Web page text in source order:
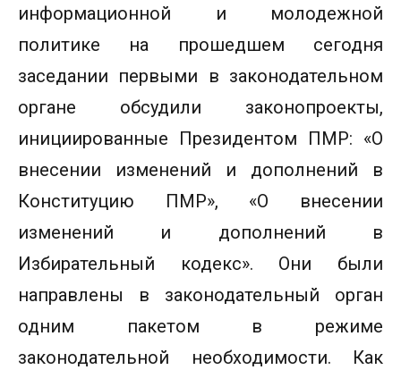
информационной и молодежной
политике на прошедшем сегодня
заседании первыми в законодательном
органе обсудили законопроекты,
инициированные Президентом ПМР: «О
внесении изменений и дополнений в
Конституцию ПМР», «О внесении
изменений и дополнений в
Избирательный кодекс». Они были
направлены в законодательный орган
одним пакетом в режиме
законодательной необходимости. Как